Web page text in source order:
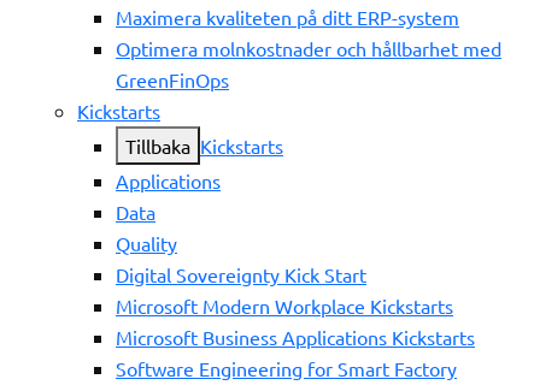
Maximera kvaliteten på ditt ERP-system
Optimera molnkostnader och hållbarhet med
GreenFinOps
Kickstarts
Tillbaka Kickstarts
Applications
Data
Quality
Digital Sovereignty Kick Start
Microsoft Modern Workplace Kickstarts
Microsoft Business Applications Kickstarts
Software Engineering for Smart Factory